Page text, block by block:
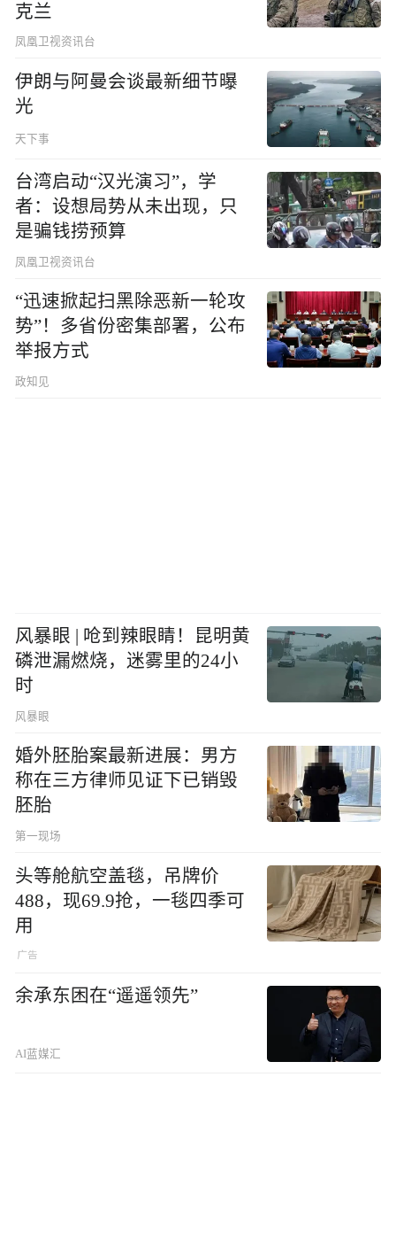
克兰
凤凰卫视资讯台
伊朗与阿曼会谈最新细节曝
光
天下事
台湾启动“汉光演习”，学
者：设想局势从未出现，只
是骗钱捞预算
凤凰卫视资讯台
“迅速掀起扫黑除恶新一轮攻
势”！多省份密集部署，公布
举报方式
政知见
风暴眼 | 呛到辣眼睛！昆明黄
磷泄漏燃烧，迷雾里的24小
时
风暴眼
婚外胚胎案最新进展：男方
称在三方律师见证下已销毁
胚胎
第一现场
头等舱航空盖毯，吊牌价
488，现69.9抢，一毯四季可
用
余承东困在“遥遥领先”
AI蓝媒汇